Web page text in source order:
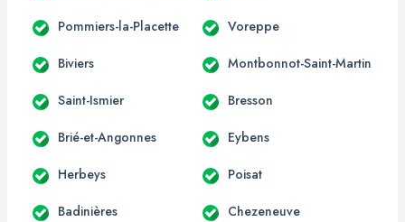
Pommiers-la-Placette Voreppe
Biviers Montbonnot-Saint-Martin
Saint-Ismier Bresson
Brié-et-Angonnes Eybens
Herbeys Poisat
Badinières Chezeneuve